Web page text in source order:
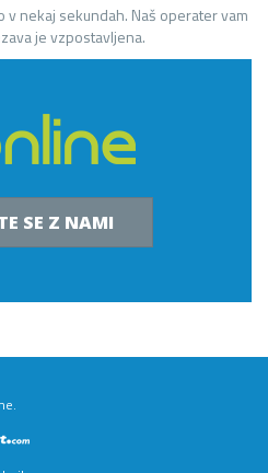
nekaj sekundah. Naš operater vam
je vzpostavljena.
SE Z NAMI